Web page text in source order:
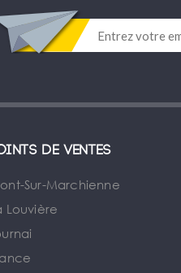
de ventes
Sur-Marchienne
Louvière